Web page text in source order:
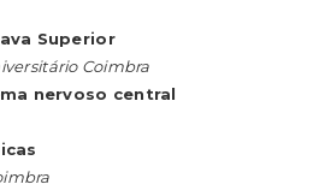
Superior
Coimbra
nervoso central